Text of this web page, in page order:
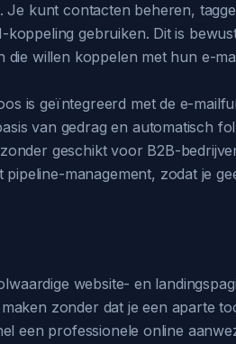
Je kunt contacten beheren,
gebruiken. Dit is
willen koppelen met hun e-
is geïntegreerd met de e-
van gedrag en automatisch
geschikt voor B2B-
management, zodat je
website- en
zonder dat je een aparte
een professionele online